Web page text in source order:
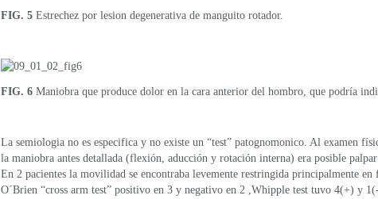
FIG. 5 Estrechez por lesion degenerativa de manguito rotador.
FIG. 6 Maniobra que produce dolor en la cara anterior del hombro, que podría
La semiologia no es especifica y no existe un “test” patognomonico. Al examen
la maniobra antes detallada (flexión, aducción y rotación interna) era posible
En 2 pacientes la movilidad se encontraba levemente restringida principalmente en
O´Brien “cross arm test” positivo en 3 y negativo en 2 ,Whipple test tuvo 4(+) y